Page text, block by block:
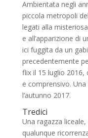
Ambientata negli
piccola metropoli
legati alla
e all’apparizione di
ici fuggita da un
precedentemente
flix il 15 luglio
e comprensivo.
l’autunno 2017.
Tredici
Una ragazza
qualunque